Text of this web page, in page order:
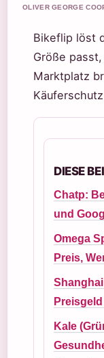
OLIVER GEORGE
Bikeflip löst
Größe
Marktplatz
DIESE
Chatp:
und
Omega
Preis,
Kale